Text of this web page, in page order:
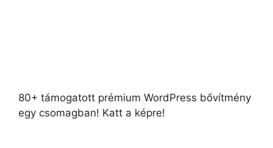
80+ támogatott prémium WordPress bővítmény
egy csomagban! Katt a képre!